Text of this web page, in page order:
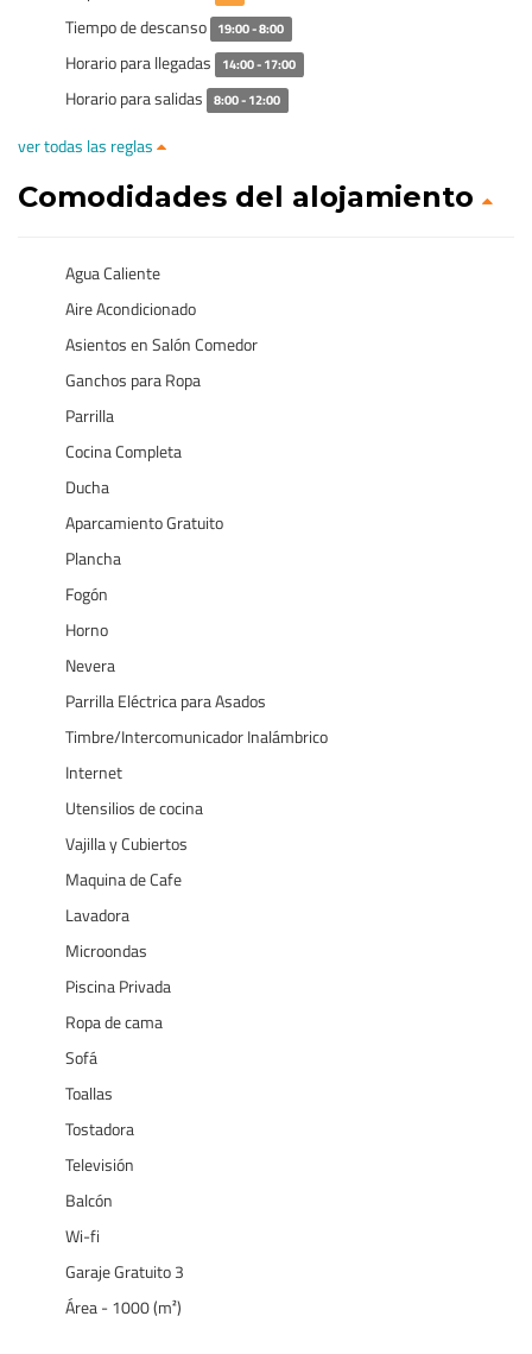
Tiempo de descanso 19:00 - 8:00
Horario para llegadas 14:00 - 17:00
Horario para salidas 8:00 - 12:00
ver todas las reglas
Comodidades del alojamiento
Agua Caliente
Aire Acondicionado
Asientos en Salón Comedor
Ganchos para Ropa
Parrilla
Cocina Completa
Ducha
Aparcamiento Gratuito
Plancha
Fogón
Horno
Nevera
Parrilla Eléctrica para Asados
Timbre/Intercomunicador Inalámbrico
Internet
Utensilios de cocina
Vajilla y Cubiertos
Maquina de Cafe
Lavadora
Microondas
Piscina Privada
Ropa de cama
Sofá
Toallas
Tostadora
Televisión
Balcón
Wi-fi
Garaje Gratuito 3
Área - 1000 (m²)